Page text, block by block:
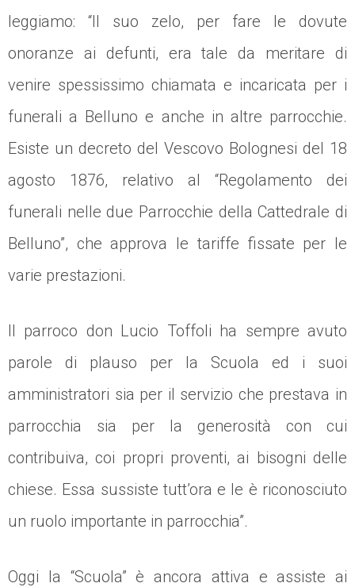
leggiamo: “Il suo zelo, per fare le dovute
onoranze ai defunti, era tale da meritare di
venire spessissimo chiamata e incaricata per i
funerali a Belluno e anche in altre parrocchie.
Esiste un decreto del Vescovo Bolognesi del 18
agosto 1876, relativo al “Regolamento dei
funerali nelle due Parrocchie della Cattedrale di
Belluno”, che approva le tariffe fissate per le
varie prestazioni.
Il parroco don Lucio Toffoli ha sempre avuto
parole di plauso per la Scuola ed i suoi
amministratori sia per il servizio che prestava in
parrocchia sia per la generosità con cui
contribuiva, coi propri proventi, ai bisogni delle
chiese. Essa sussiste tutt’ora e le è riconosciuto
un ruolo importante in parrocchia”.
Oggi la “Scuola” è ancora attiva e assiste ai